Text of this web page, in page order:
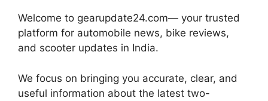
Welcome to gearupdate24.com— your trusted
platform for automobile news, bike reviews,
and scooter updates in India.
We focus on bringing you accurate, clear, and
useful information about the latest two-